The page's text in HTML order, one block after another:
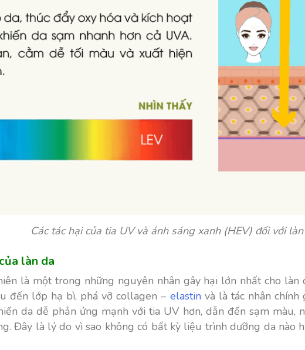
Các tác hại của tia UV và ánh sáng xanh (HEV) đối với
làn da
là một trong những nguyên nhân gây hại lớn nhất cho làn
đến lớp hạ bì, phá vỡ collagen – elastinvà là tác nhân chính
da dễ phản ứng mạnh với tia UV hơn, dẫn đến sạm màu,
Đây là lý do vì sao không có bất kỳ liệu trình dưỡng da nào